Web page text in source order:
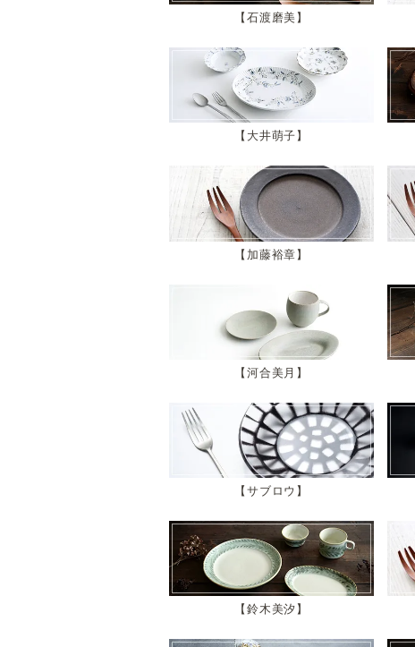
石渡磨美
大井萌子
加藤裕章
河合美月
サブロウ
鈴木美汐